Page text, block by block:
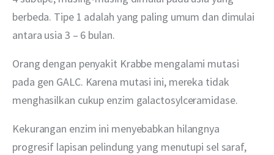
berbeda. Tipe 1 adalah yang paling umum dan dimulai
antara usia 3 – 6 bulan.
Orang dengan penyakit Krabbe mengalami mutasi
pada gen GALC. Karena mutasi ini, mereka tidak
menghasilkan cukup enzim galactosylceramidase.
Kekurangan enzim ini menyebabkan hilangnya
progresif lapisan pelindung yang menutupi sel saraf,